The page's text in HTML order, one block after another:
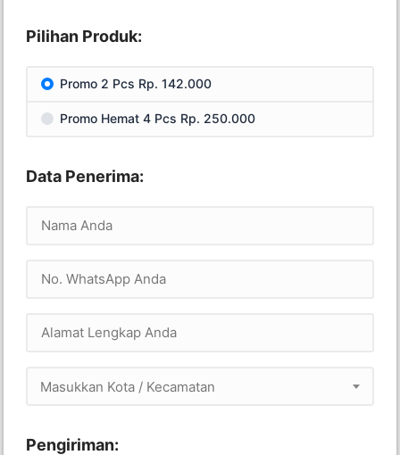
Pilihan Produk:
Promo 2 Pcs Rp. 142.000
Promo Hemat 4 Pcs Rp. 250.000
Data Penerima:
Masukkan Kota / Kecamatan
Pengiriman: